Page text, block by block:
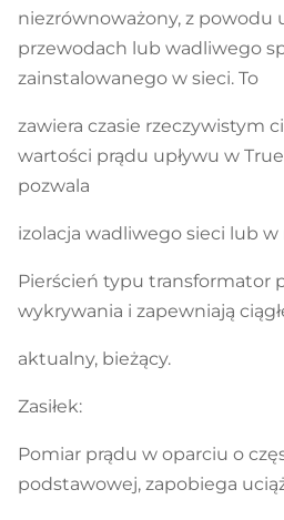
niezrównoważony, z powodu
przewodach lub wadliwego
zainstalowanego w sieci. To
zawiera czasie rzeczywistym
wartości prądu upływu w
pozwala
izolacja wadliwego sieci lub
Pierścień typu transformator
wykrywania i zapewniają
aktualny, bieżący.
Zasiłek:
Pomiar prądu w oparciu o
podstawowej, zapobiega